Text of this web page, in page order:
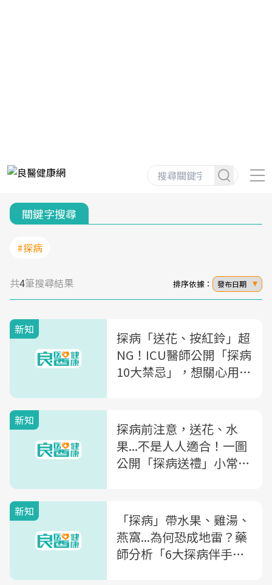
關鍵字搜尋
#探病
共4筆搜尋結果 排序依據： 發布日期
新知
探病「送花、按紅鈴」超
NG！ICU醫師公開「探病
10大禁忌」，想關心用2
新知
探病前注意，送花、水
果...不是人人適合！一圖
公開「探病送禮」小常
新知
「探病」帶水果、雞湯、
燕窩...為何恐成地雷？藥
師分析「6大探病伴手